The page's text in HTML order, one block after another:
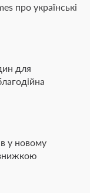
про українські
для
у новому